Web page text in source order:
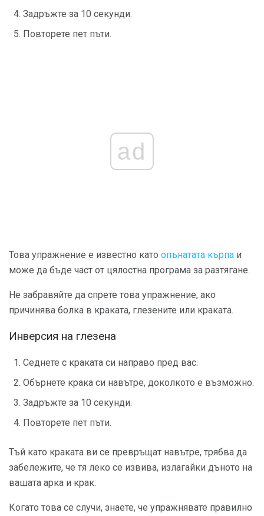
Задръжте за 10 секунди.
Повторете пет пъти.
ad
Това упражнение е известно като опънатата кърпа и
може да бъде част от цялостна програма за разтягане.
Не забравяйте да спрете това упражнение, ако
причинява болка в краката, глезените или краката.
Инверсия на глезена
Седнете с краката си направо пред вас.
Обърнете крака си навътре, доколкото е възможно.
Задръжте за 10 секунди.
Повторете пет пъти.
Тъй като краката ви се превръщат навътре, трябва да
забележите, че тя леко се извива, излагайки дъното на
вашата арка и крак.
Когато това се случи, знаете, че упражнявате правилно